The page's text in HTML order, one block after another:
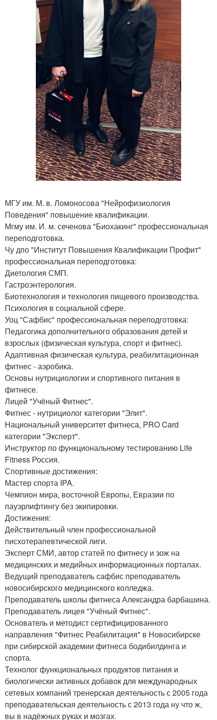
МГУ им. М. в. Ломоносова "Нейрофизиология
Поведения" повышение квалификации.
Мгму им. И. м. сеченова "Биохакинг" профессиональная
переподготовка.
Чу дпо "Институт Повышения Квалификации Профит"
профессиональная переподготовка:
Диетология СМП.
Гастроэнтерология.
Биотехнология и технология пищевого производства.
Психология в социальной сфере.
Уоц "Сафбис" профессиональная переподготовка:
Педагогика дополнительного образования детей и
взрослых (физическая культура, спорт и фитнес).
Адаптивная физическая культура, реабилитационная
фитнес - аэробика.
Основы нутрициологии и спортивного питания в
фитнесе.
Лицей "Учёный Фитнес".
Фитнес - нутрициолог категории "Элит".
Национальный университет фитнеса, PRO Card
категории "Эксперт".
Инструктор по функциональному тестированию Life
Fitness Россия.
Спортивные достижения:
Мастер спорта IPA.
Чемпион мира, восточной Европы, Евразии по
пауэрлифтингу без экипировки.
Достижения:
Действительный член профессиональной
писхотерапевтической лиги.
Эксперт СМИ, автор статей по фитнесу и зож на
медицинских и медийных информационных порталах.
Ведущий преподаватель сафбис преподаватель
новосибирского медицинского колледжа.
Преподаватель школы фитнеса Александра барбашина.
Преподаватель лицея "Учёный Фитнес".
Основатель и методист сертифицированного
направления "Фитнес Реабилитация" в Новосибирске
при сибирской академии фитнеса бодибилдинга и
спорта.
Технолог функциональных продуктов питания и
биологически активных добавок для международных
сетевых компаний тренерская деятельность с 2005 года
преподавательская деятельность с 2013 года ну что ж,
вы в надёжных руках и мозгах.